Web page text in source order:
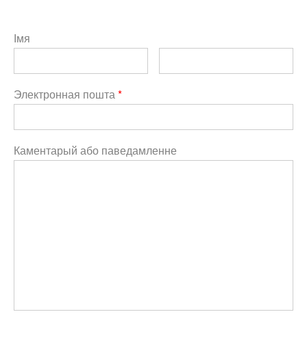
Імя
Электронная пошта*
Каментарый або паведамленне